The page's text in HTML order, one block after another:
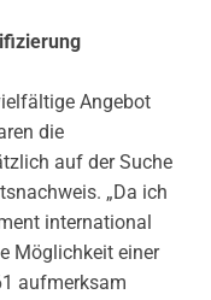
Angebot
die
auf der Suche
„Da ich
international
Möglichkeit einer
aufmerksam